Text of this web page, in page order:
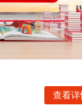
查看详